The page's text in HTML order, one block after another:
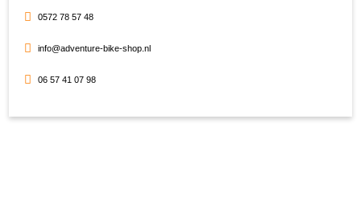
0572 78 57 48
info@adventure-bike-shop.nl
06 57 41 07 98